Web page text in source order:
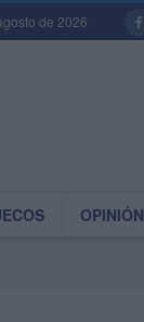
de 2026
OPINIÓN